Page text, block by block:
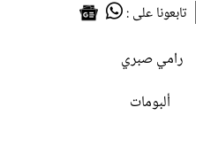
تابعونا على :
رامي صبري
ألبومات